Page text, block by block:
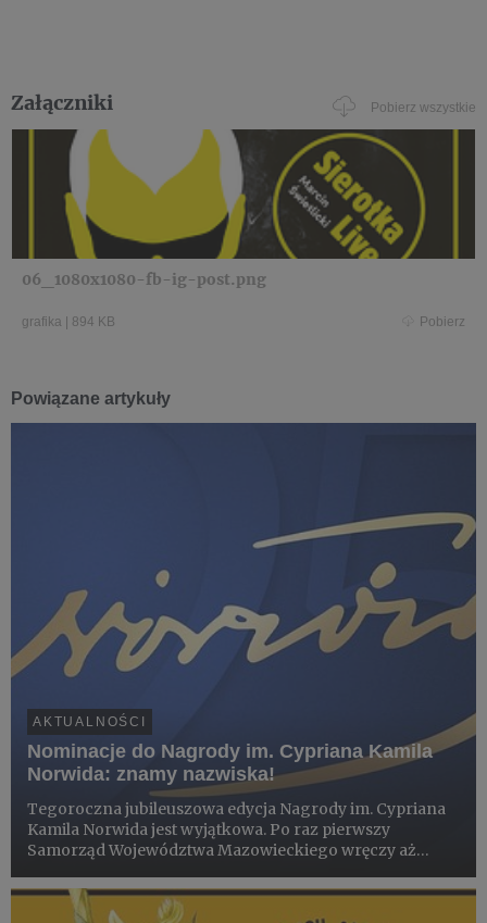
Załączniki Pobierz wszystkie
06_1080x1080-fb-ig-post.png
grafika 894 KB Pobierz
Powiązane artykuły
AKTUALNOŚCI
Nominacje do Nagrody im. Cypriana Kamila
Norwida: znamy nazwiska!
Tegoroczna jubileuszowa edycja Nagrody im. Cypriana
Kamila Norwida jest wyjątkowa. Po raz pierwszy
Samorząd Województwa Mazowieckiego wręczy aż
nazwiska laureatów i laureatki w tej kategorii oraz
nominowanych za 2025 rok....